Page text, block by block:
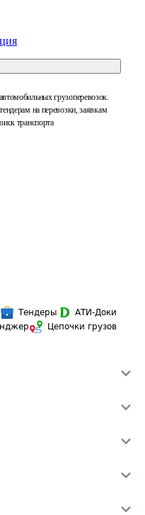
грузоперевозок.
на перевозки, заявкам
транспорта
Тендеры
АТИ-Доки
Цепочки грузов